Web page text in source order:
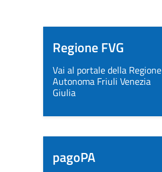
Regione FVG
Vai al portale della Regione
Autonoma Friuli Venezia
Giulia
pagoPA